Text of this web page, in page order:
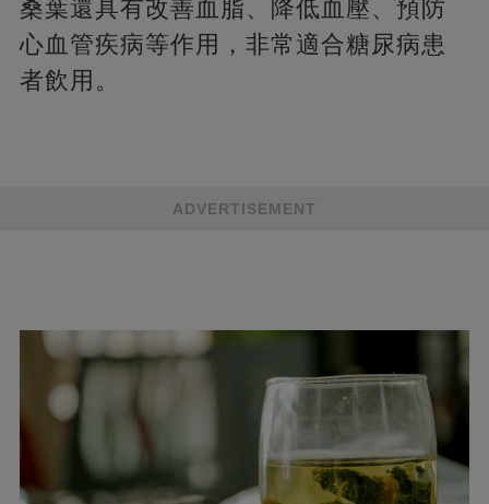
桑葉還具有改善血脂、降低血壓、預防
心血管疾病等作用，非常適合糖尿病患
者飲用。
ADVERTISEMENT